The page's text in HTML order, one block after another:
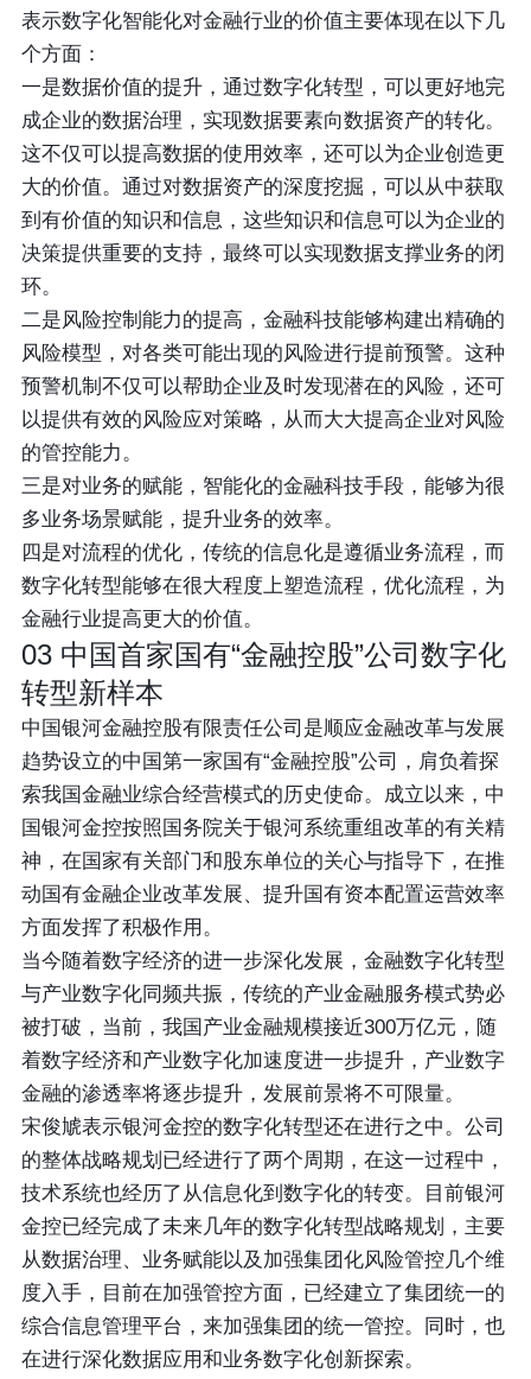
表示数字化智能化对金融行业的价值主要体现在以下几
个方面：
一是数据价值的提升，通过数字化转型，可以更好地完
成企业的数据治理，实现数据要素向数据资产的转化。
这不仅可以提高数据的使用效率，还可以为企业创造更
大的价值。通过对数据资产的深度挖掘，可以从中获取
到有价值的知识和信息，这些知识和信息可以为企业的
决策提供重要的支持，最终可以实现数据支撑业务的闭
环。
二是风险控制能力的提高 ，金融科技能够构建出精确的
风险模型，对各类可能出现的风险进行提前预警。这种
预警机制不仅可以帮助企业及时发现潜在的风险，还可
以提供有效的风险应对策略，从而大大提高企业对风险
的管控能力。
三是对业务的赋能，智能化的金融科技手段，能够为很
多业务场景赋能，提升业务的效率。
四是对流程的优化，传统的信息化是遵循业务流程，而
数字化转型能够在很大程度上塑造流程，优化流程，为
金融行业提高更大的价值。
03 中国首家国有“金融控股”公司数字化
转型新样本
中国银河金融控股有限责任公司是顺应金融改革与发展
趋势设立的中国第一家国有“金融控股”公司，肩负着探
索我国金融业综合经营模式的历史使命。成立以来，中
国银河金控按照国务院关于银河系统重组改革的有关精
神，在国家有关部门和股东单位的关心与指导下，在推
动国有金融企业改革发展、提升国有资本配置运营效率
方面发挥了积极作用。
当今随着数字经济的进一步深化发展，金融数字化转型
与产业数字化同频共振，传统的产业金融服务模式势必
被打破，当前，我国产业金融规模接近300万亿元，随
着数字经济和产业数字化加速度进一步提升，产业数字
金融的渗透率将逐步提升，发展前景将不可限量。
宋俊虓表示银河金控的数字化转型还在进行之中。公司
的整体战略规划已经进行了两个周期，在这一过程中，
技术系统也经历了从信息化到数字化的转变。目前银河
金控已经完成了未来几年的数字化转型战略规划，主要
从数据治理、业务赋能以及加强集团化风险管控几个维
度入手，目前在加强管控方面，已经建立了集团统一的
综合信息管理平台，来加强集团的统一管控。同时，也
在进行深化数据应用和业务数字化创新探索。